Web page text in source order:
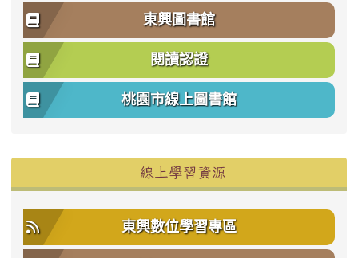
東興圖書館
閱讀認證
桃園市線上圖書館
線上學習資源
東興數位學習專區